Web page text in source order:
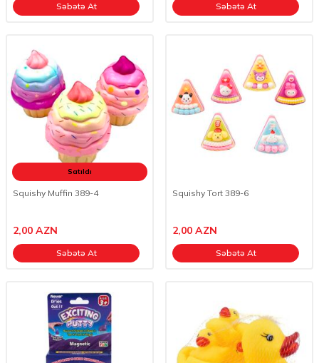
Səbətə At Səbətə At
Satıldı
Squishy Muffin 389-4
2,00 AZN
Səbətə At
Squishy Tort 389-6
2,00 AZN
Səbətə At